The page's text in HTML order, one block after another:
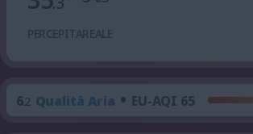
PERCEPITAREALE
6.2 Qualità Aria • EU-AQI 65